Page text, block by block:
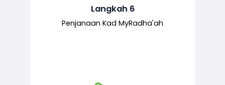
Langkah 6
Penjanaan Kad MyRadha'ah